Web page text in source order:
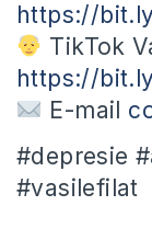
https://
TikTok
https://
E-mail
#depresie
#vasilefilat